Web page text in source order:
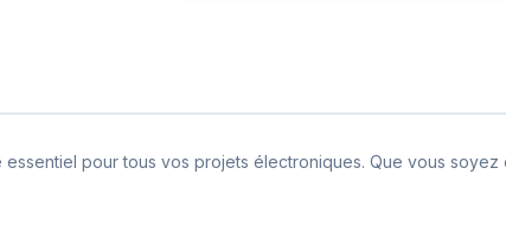
pour tous vos projets électroniques. Que vous soyez